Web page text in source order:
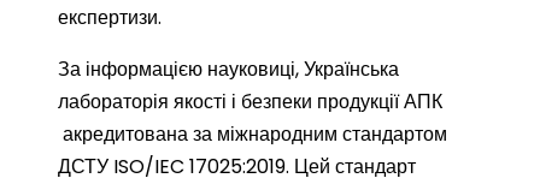
експертизи.
За інформацією науковиці, Українська
лабораторія якості і безпеки продукції АПК
акредитована за міжнародним стандартом
ДСТУ ISO/IEC 17025:2019. Цей стандарт